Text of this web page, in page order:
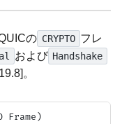
の CRYPTO フレ
および Handshake
。
Frame)